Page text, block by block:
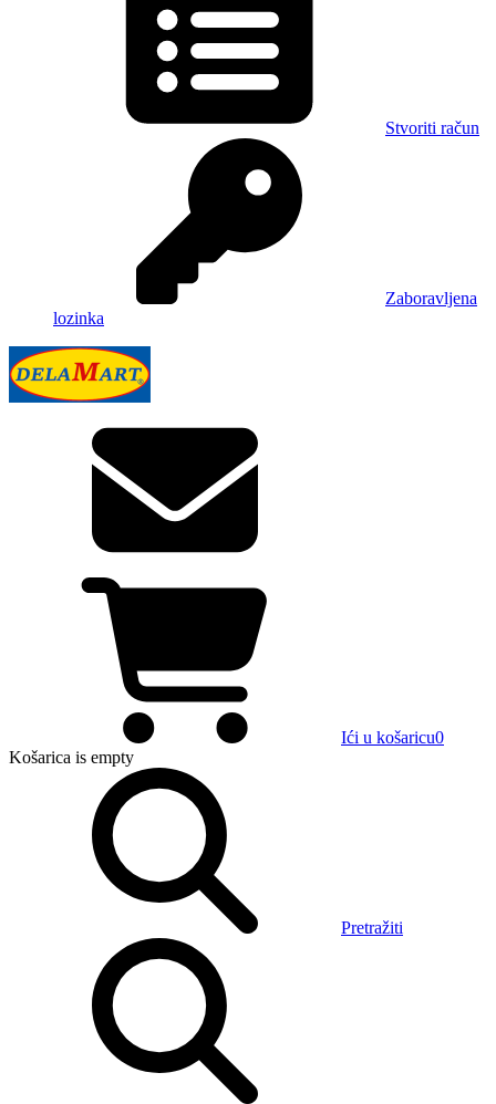
Stvoriti račun
Zaboravljena
lozinka
Ići u košaricu0
Košarica is empty
Pretražiti